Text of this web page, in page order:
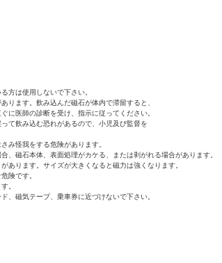
方は使用しないで下さい。
ります。飲み込んだ磁石が体内で滞留すると、
に医師の診断を受け、指示に従ってください。
て飲み込む恐れがあるので、小児及び監督を
み怪我をする危険があります。
、磁石本体、表面処理がカケる、または剥がれる場合があります。
あります。サイズが大きくなると磁力は強くなります。
険です。
。
、磁気テープ、乗車券に近づけないで下さい。